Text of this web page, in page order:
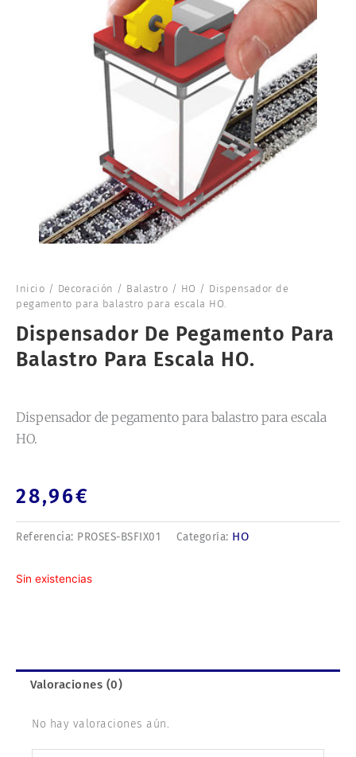
Inicio / Decoración / Balastro / HO / Dispensador de
pegamento para balastro para escala HO.
Dispensador De Pegamento Para
Balastro Para Escala HO.
Dispensador de pegamento para balastro para escala
HO.
28,96€
Referencia: PROSES-BSFIX01 Categoría: HO
Sin existencias
Valoraciones (0)
No hay valoraciones aún.